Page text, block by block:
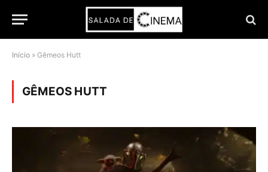
Início » Gêmeos Hutt
GÊMEOS HUTT